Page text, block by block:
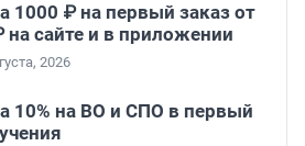
1000 ₽ на первый заказ от
на сайте и в приложении
2026
10% на ВО и СПО в первый